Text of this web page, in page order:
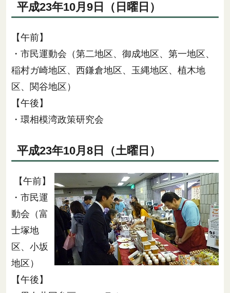
平成23年10月9日（日曜日）
【午前】
・市民運動会（第二地区、御成地区、第一地区、
稲村ガ崎地区、西鎌倉地区、玉縄地区、植木地
区、関谷地区）
【午後】
・環相模湾政策研究会
平成23年10月8日（土曜日）
【午前】
・市民運
動会（富
士塚地
区、小坂
地区）
【午後】